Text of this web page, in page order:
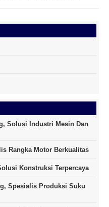
Solusi Industri Mesin Dan
Rangka Motor Berkualitas
Konstruksi Terpercaya
Spesialis Produksi Suku